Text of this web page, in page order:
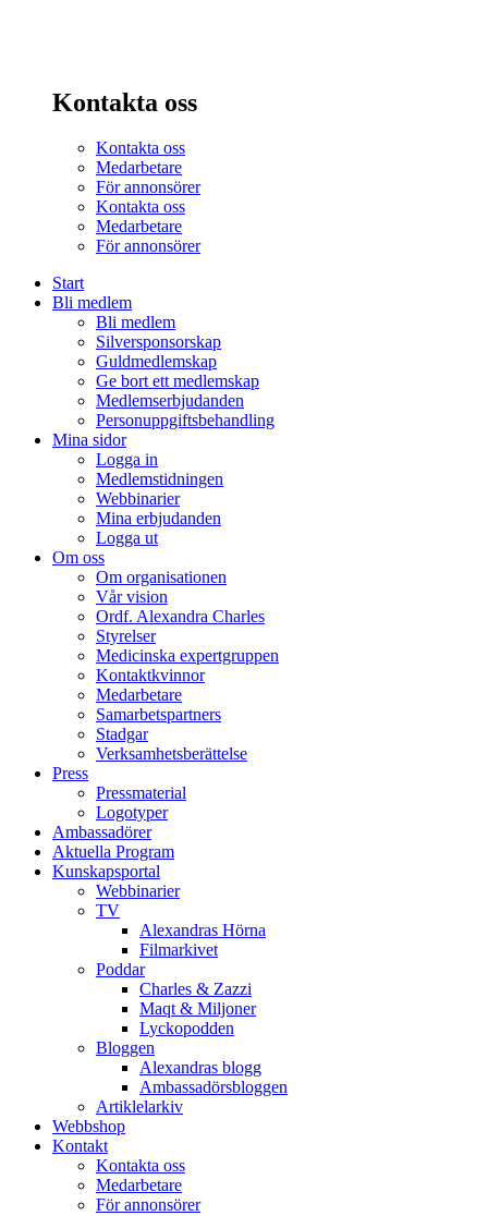
Kontakta oss
Kontakta oss
Medarbetare
För annonsörer
Kontakta oss
Medarbetare
För annonsörer
Start
Bli medlem
Bli medlem
Silversponsorskap
Guldmedlemskap
Ge bort ett medlemskap
Medlemserbjudanden
Personuppgiftsbehandling
Mina sidor
Logga in
Medlemstidningen
Webbinarier
Mina erbjudanden
Logga ut
Om oss
Om organisationen
Vår vision
Ordf. Alexandra Charles
Styrelser
Medicinska expertgruppen
Kontaktkvinnor
Medarbetare
Samarbetspartners
Stadgar
Verksamhetsberättelse
Press
Pressmaterial
Logotyper
Ambassadörer
Aktuella Program
Kunskapsportal
Webbinarier
TV
Alexandras Hörna
Filmarkivet
Poddar
Charles & Zazzi
Maqt & Miljoner
Lyckopodden
Bloggen
Alexandras blogg
Ambassadörsbloggen
Artiklelarkiv
Webbshop
Kontakt
Kontakta oss
Medarbetare
För annonsörer